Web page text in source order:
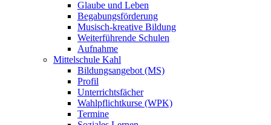
Glaube und Leben
Begabungsförderung
Musisch-kreative Bildung
Weiterführende Schulen
Aufnahme
Mittelschule Kahl
Bildungsangebot (MS)
Profil
Unterrichtsfächer
Wahlpflichtkurse (WPK)
Termine